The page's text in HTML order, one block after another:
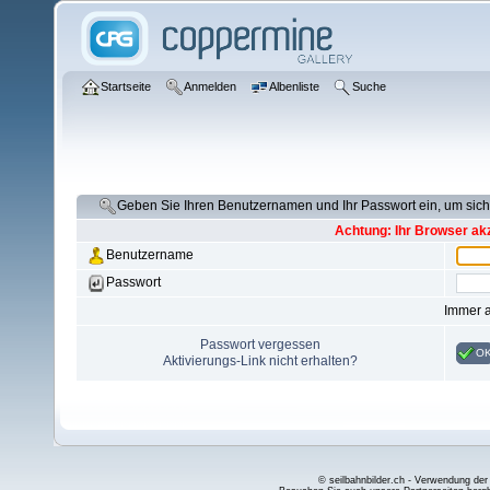
Startseite Anmelden Albenliste Suche
Geben Sie Ihren Benutzernamen und Ihr Passwort ein, um
Achtung: Ihr Browser
Benutzername
Passwort
Immer
Passwort vergessen
Aktivierungs-Link nicht erhalten?
© seilbahnbilder.ch - Verwendung